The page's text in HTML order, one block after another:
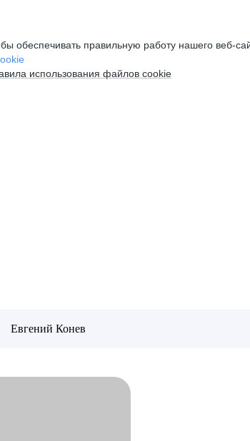
обеспечивать правильную работу нашего веб-
использования файлов cookie
Евгений Конев